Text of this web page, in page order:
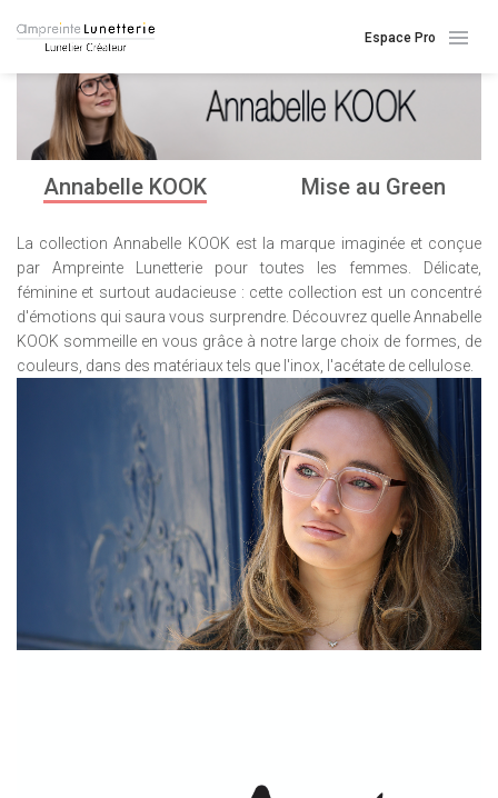
Espace Pro
Annabelle KOOK Mise au Green
La collection Annabelle KOOK est la marque imaginée et conçue
par Ampreinte Lunetterie pour toutes les femmes. Délicate,
féminine et surtout audacieuse : cette collection est un concentré
d'émotions qui saura vous surprendre. Découvrez quelle Annabelle
KOOK sommeille en vous grâce à notre large choix de formes, de
couleurs, dans des matériaux tels que l'inox, l'acétate de cellulose.